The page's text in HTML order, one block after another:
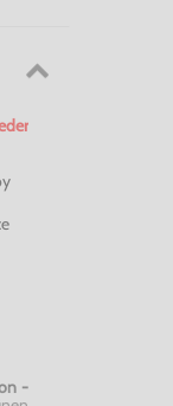
-